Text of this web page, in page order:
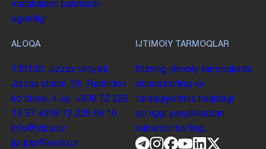
malakalarni baholash
agentligi
ALOQA
130100. Jizzax viloyati,
Jizzax shahri, Sh. Rashidov
koʻchasi, 4-uy. +998 72 226
13 57 +998 72 226 68 10
info@jdpu.uz
jiz.jdpi@exat.uz
IJTIMOIY TARMOQLAR
Bizning ijtimoiy tarmoqlarda
obuna boʻling va
taraqqiyotimiz haqidagi
soʻnggi yangiliklardan
xabardor boʻling.